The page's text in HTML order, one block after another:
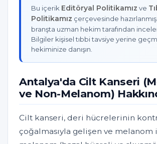
Bu içerik Editöryal Politikamız ve
Politikamız çerçevesinde
branşta uzman hekim tarafından
Bilgiler kişisel tıbbi tavsiye yerine
hekiminize danışın.
Antalya'da Cilt Kanseri
ve Non-Melanom)
Cilt kanseri, deri hücrelerinin
çoğalmasıyla gelişen ve melanom